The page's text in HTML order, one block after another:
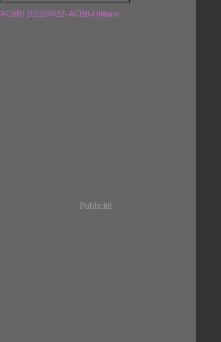
ACBB/ 2012/04/22- ACBB-Orléans
Publicité